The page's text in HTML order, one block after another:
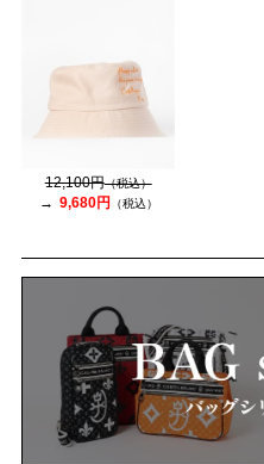
12,100円（税込）
9,680円 （税込）